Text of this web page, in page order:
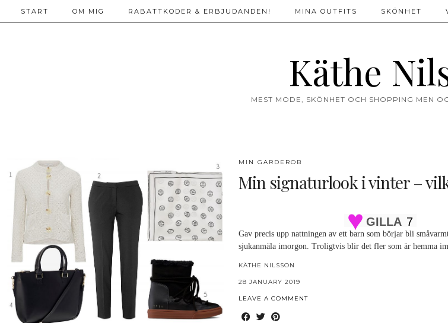
Käthe
MEST MODE, SKÖNHET OCH SHOPPING MEN
START OM MIG RABATTKODER & ERBJUDANDEN! MINA OUTFITS SKÖNHET
MIN GARDEROB
Min signaturlook i vinter –
GILLA 7
Gav precis upp nattningen av ett barn som börjar bli
sjukanmäla imorgon. Troligtvis blir det fler som är hemma
KÄTHE NILSSON
28 JANUARY 2019
LEAVE A COMMENT